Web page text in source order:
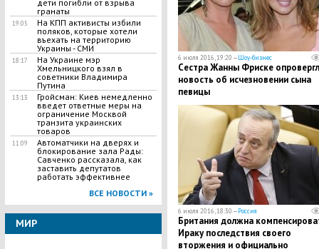
дети погибли от взрыва
гранаты
19:05
На КПП активисты избили
поляков, которые хотели
въехать на территорию
Украины - СМИ
18:17
На Украине мэр
Хмельницкого взял в
советники Владимира
Путина
13:13
Гройсман: Киев немедленно
введет ответные меры на
ограничение Москвой
транзита украинских
товаров
11:09
Автоматчики на дверях и
блокирование зала Рады:
Савченко рассказала, как
заставить депутатов
работать эффективнее
ВСЕ НОВОСТИ »
МИР
6 июля 2016, 19:20 —Шоу-бизнес
Сестра Жанны Фриске
новость об исчезновении сына
певицы
6 июля 2016, 18:30 —Россия
Британия должна
Ираку последствия своего
вторжения и официально